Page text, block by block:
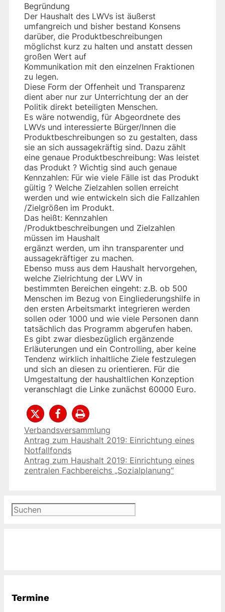
Begründung
Der Haushalt des LWVs ist äußerst
umfangreich und bisher bestand Konsens
darüber, die Produktbeschreibungen
möglichst kurz zu halten und anstatt dessen
großen Wert auf
Kommunikation mit den einzelnen Fraktionen
zu legen.
Diese Form der Offenheit und Transparenz
dient aber nur zur Unterrichtung der an der
Politik direkt beteiligten Menschen.
Es wäre notwendig, für Abgeordnete des
LWVs und interessierte Bürger/Innen die
Produktbeschreibungen so zu gestalten, dass
sie an sich aussagekräftig sind. Dazu zählt
eine genaue Produktbeschreibung: Was leistet
das Produkt ? Wichtig sind auch genaue
Kennzahlen: Für wie viele Fälle ist das Produkt
gültig ? Welche Zielzahlen sollen erreicht
werden und wie entwickeln sich die Fallzahlen
/Zielgrößen im Produkt.
Das heißt: Kennzahlen
/Produktbeschreibungen und Zielzahlen
müssen im Haushalt
ergänzt werden, um ihn transparenter und
aussagekräftiger zu machen.
Ebenso muss aus dem Haushalt hervorgehen,
welche Zielrichtung der LWV in
bestimmten Bereichen eingeht: z.B. ob 500
Menschen im Bezug von Eingliederungshilfe in
den ersten Arbeitsmarkt integrieren werden
sollen oder 1000 und wie viele Personen dann
tatsächlich das Programm abgerufen haben.
Es gibt zwar diesbezüglich ergänzende
Erläuterungen und ein Controlling, aber keine
Tendenz wirklich inhaltliche Ziele festzulegen
und sich an diesen zu orientieren. Für die
Umgestaltung der haushaltlichen Konzeption
veranschlagt die Linke zunächst 60000 Euro.
Kategorien
Verbandsversammlung
Antrag zum Haushalt 2019: Einrichtung eines
Notfallfonds
Antrag zum Haushalt 2019: Einrichtung eines
zentralen Fachbereichs „Sozialplanung“
Suchen
Termine